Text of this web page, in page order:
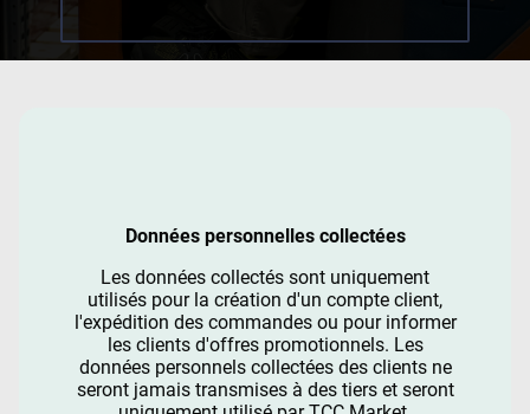
Données personnelles collectées
Les données collectés sont uniquement
utilisés pour la création d'un compte client,
l'expédition des commandes ou pour informer
les clients d'offres promotionnels. Les
données personnels collectées des clients ne
seront jamais transmises à des tiers et seront